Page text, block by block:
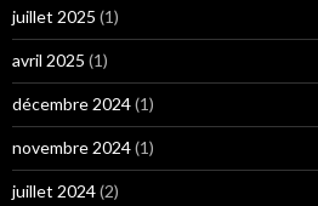
juillet 2025 (1)
avril 2025 (1)
décembre 2024(1)
novembre 2024(1)
juillet 2024(2)